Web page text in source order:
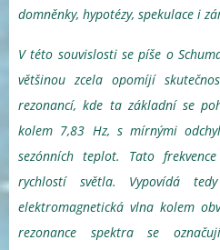
domněnky, hypotézy, spekulace i
V této souvislosti se píše o
většinou zcela opomíjí
rezonancí, kde ta základní se
kolem 7,83 Hz, s mírnými
sezónních teplot. Tato
rychlostí světla. Vypovídá
elektromagnetická vlna kolem
rezonance spektra se